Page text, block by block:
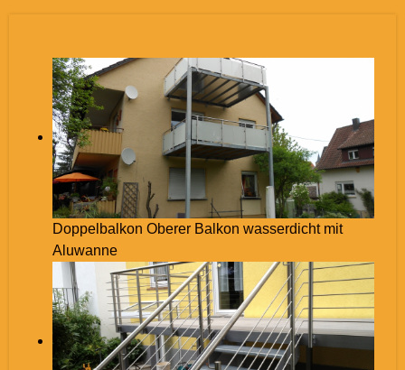
Doppelbalkon Oberer Balkon wasserdicht mit
Aluwanne